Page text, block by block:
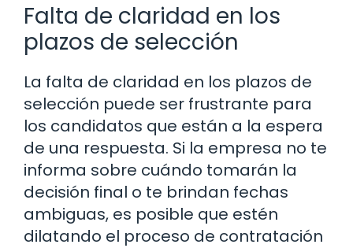
Falta de claridad en los
plazos de selección
La falta de claridad en los plazos de
selección puede ser frustrante para
los candidatos que están a la espera
de una respuesta. Si la empresa no te
informa sobre cuándo tomarán la
decisión final o te brindan fechas
ambiguas, es posible que estén
dilatando el proceso de contratación